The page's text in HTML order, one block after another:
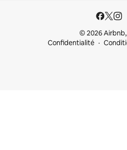
© 2026 Airbnb,
Confidentialité